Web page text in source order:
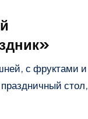
с фруктами и
стол,